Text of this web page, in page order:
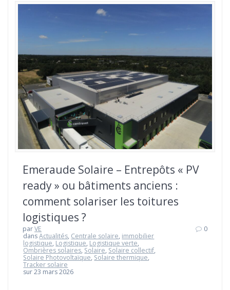
Emeraude Solaire – Entrepôts « PV
ready » ou bâtiments anciens :
comment solariser les toitures
logistiques ?
parVE
dansActualités, Centrale solaire, immobilier
logistique, Logistique, Logistique verte,
Ombrières solaires, Solaire, Solaire collectif,
Solaire Photovoltaïque, Solaire thermique,
Tracker solaire
sur 23 mars 2026
0